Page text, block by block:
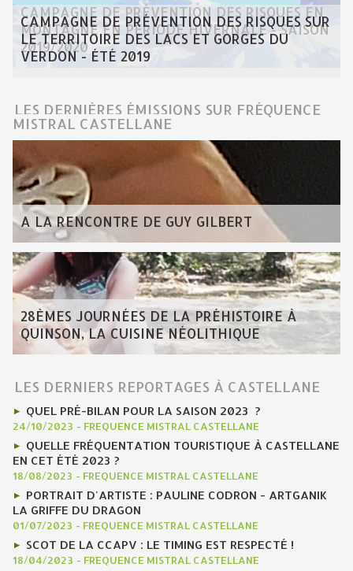
CAMPAGNE DE PRÉVENTION DES RISQUES EN
MONTAGNE EN PÉRIODE HIVERNALE - SAISON
2019/2020
CAMPAGNE DE PRÉVENTION DES RISQUES SUR
LE TERRITOIRE DES LACS ET GORGES DU
VERDON - ÉTÉ 2019
LES DERNIÈRES ÉMISSIONS SUR FRÉQUENCE
MISTRAL CASTELLANE
A LA RENCONTRE DE GUY GILBERT
28ÈMES JOURNÉES DE LA PRÉHISTOIRE À
QUINSON, LA CUISINE NÉOLITHIQUE
LES DERNIERS REPORTAGES À CASTELLANE
QUEL PRÉ-BILAN POUR LA SAISON 2023 ?
24/10/2023 - FREQUENCE MISTRAL CASTELLANE
QUELLE FRÉQUENTATION TOURISTIQUE À CASTELLANE
EN CET ÉTÉ 2023 ?
18/08/2023 - FREQUENCE MISTRAL CASTELLANE
PORTRAIT D'ARTISTE : PAULINE CODRON - ARTGANIK
LA GRIFFE DU DRAGON
01/07/2023 - FREQUENCE MISTRAL CASTELLANE
SCOT DE LA CCAPV : LE TIMING EST RESPECTÉ !
18/04/2023 - FREQUENCE MISTRAL CASTELLANE